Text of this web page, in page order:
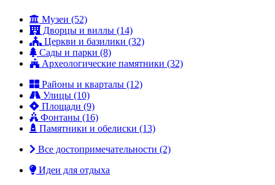
Музеи (52)
Дворцы и виллы (14)
Церкви и базилики (32)
Сады и парки (8)
Археологические памятники (32)
Районы и кварталы (12)
Улицы (10)
Площади (9)
Фонтаны (16)
Памятники и обелиски (13)
Все достопримечательности (2)
Идеи для отдыха